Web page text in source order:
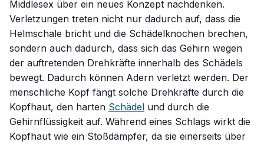
Middlesex über ein neues Konzept nachdenken.
Verletzungen treten nicht nur dadurch auf, dass die
Helmschale bricht und die Schädelknochen brechen,
sondern auch dadurch, dass sich das Gehirn wegen
der auftretenden Drehkräfte innerhalb des Schädels
bewegt. Dadurch können Adern verletzt werden. Der
menschliche Kopf fängt solche Drehkräfte durch die
Kopfhaut, den harten Schädel und durch die
Gehirnflüssigkeit auf. Während eines Schlags wirkt die
Kopfhaut wie ein Stoßdämpfer, da sie einerseits über